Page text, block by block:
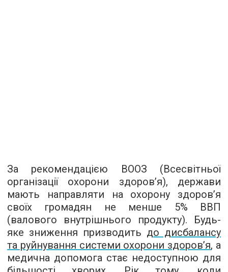
За рекомендацією ВООЗ (Всесвітньої
організації охорони здоров’я), держави
мають направляти на охорону здоров’я
своїх громадян не менше 5% ВВП
(валового внутрішнього продукту). Будь-
яке зниження призводить до дисбалансу
та руйнування системи охорони здоров’я, а
медична допомога стає недоступною для